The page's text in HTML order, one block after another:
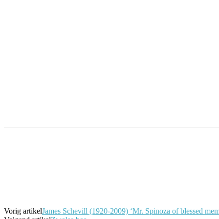
Vorig artikelJames Schevill (1920-2009) ‘Mr. Spinoza of blessed